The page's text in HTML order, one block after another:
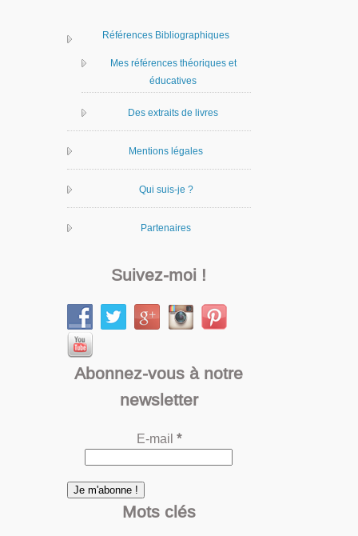
Références Bibliographiques
Mes références théoriques et
éducatives
Des extraits de livres
Mentions légales
Qui suis-je ?
Partenaires
Suivez-moi !
Abonnez-vous à notre
newsletter
E-mail *
Mots clés